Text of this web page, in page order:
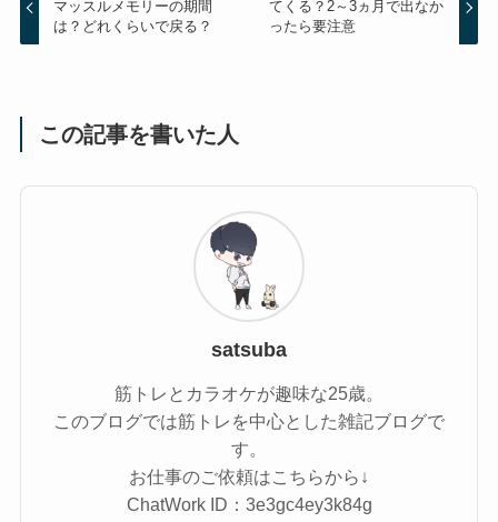
マッスルメモリーの期間
は？どれくらいで戻る？
てくる？2～3ヵ月で出なか
ったら要注意
この記事を書いた人
satsuba
筋トレとカラオケが趣味な25歳。
このブログでは筋トレを中心とした雑記ブログで
す。
お仕事のご依頼はこちらから↓
ChatWork ID：3e3gc4ey3k84g